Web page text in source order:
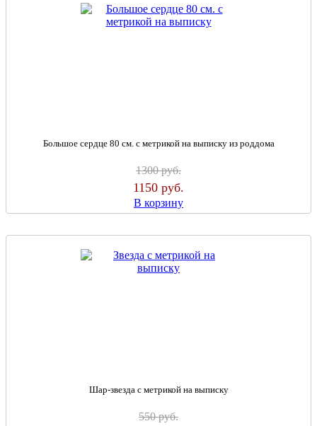
Большое сердце 80 см. с метрикой на выписку из роддома
1300руб.
1150 руб.
В корзину
Шар-звезда с метрикой на выписку
550руб.